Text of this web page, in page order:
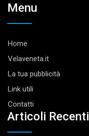
Menu
Home
Velaveneta.it
La tua pubblicità
Link utili
Contatti
Articoli Recenti